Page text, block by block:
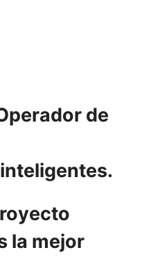
de
la mejor